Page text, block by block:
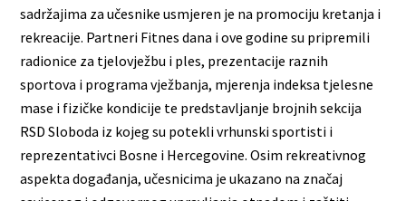
sadržajima za učesnike usmjeren je na promociju kretanja i
rekreacije. Partneri Fitnes dana i ove godine su pripremili
radionice za tjelovježbu i ples, prezentacije raznih
sportova i programa vježbanja, mjerenja indeksa tjelesne
mase i fizičke kondicije te predstavljanje brojnih sekcija
RSD Sloboda iz kojeg su potekli vrhunski sportisti i
reprezentativci Bosne i Hercegovine. Osim rekreativnog
aspekta događanja, učesnicima je ukazano na značaj